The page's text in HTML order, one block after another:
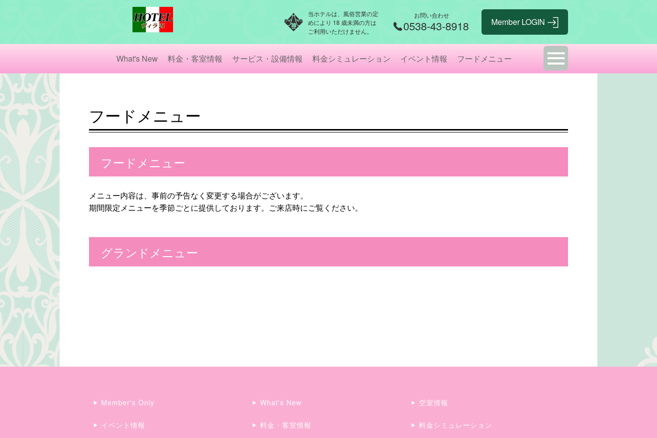
当ホテルは、風俗営業の定
めにより 18 歳未満の方は
ご利用いただけません。
お問い合わせ
0538-43-8918
What's New 料金・客室情報 サービス・設備情報 料金シミュレーション イベント情報 フードメニュー
フードメニュー
フードメニュー
メニュー内容は、事前の予告なく変更する場合がございます。
期間限定メニューを季節ごとに提供しております。ご来店時にご覧ください。
グランドメニュー
Member's Only What's New 空室情報
イベント情報 料金・客室情報 料金シミュレーション